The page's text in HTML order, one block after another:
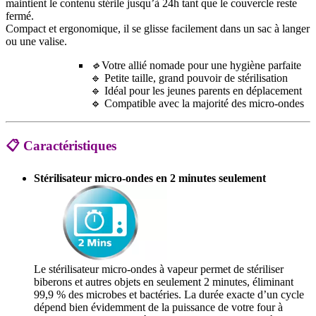
maintient le contenu stérile jusqu’à 24h tant que le couvercle reste
fermé.
Compact et ergonomique, il se glisse facilement dans un sac à langer
ou une valise.
🔹Votre allié nomade pour une hygiène parfaite
🔹 Petite taille, grand pouvoir de stérilisation
🔹 Idéal pour les jeunes parents en déplacement
🔹 Compatible avec la majorité des micro-ondes
📋 Caractéristiques
Stérilisateur micro-ondes en 2 minutes seulement
Le stérilisateur micro-ondes à vapeur permet de stériliser
biberons et autres objets en seulement 2 minutes, éliminant
99,9 % des microbes et bactéries. La durée exacte d’un cycle
dépend bien évidemment de la puissance de votre four à